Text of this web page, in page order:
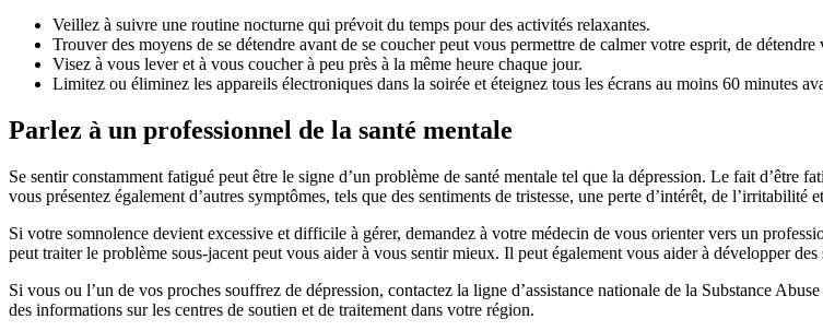
Veillez à suivre une routine nocturne qui prévoit du temps pour des activités relaxantes.
Trouver des moyens de se détendre avant de se coucher peut vous permettre de calmer votre esprit, de
Visez à vous lever et à vous coucher à peu près à la même heure chaque jour.
Limitez ou éliminez les appareils électroniques dans la soirée et éteignez tous les écrans au moins 60 minutes
Parlez à un professionnel de la santé mentale
Se sentir constamment fatigué peut être le signe d’un problème de santé mentale tel que la dépression. Le fait d’être
vous présentez également d’autres symptômes, tels que des sentiments de tristesse, une perte d’intérêt, de
Si votre somnolence devient excessive et difficile à gérer, demandez à votre médecin de vous orienter vers un
peut traiter le problème sous-jacent peut vous aider à vous sentir mieux. Il peut également vous aider à développer
Si vous ou l’un de vos proches souffrez de dépression, contactez la ligne d’assistance nationale de la Substance
des informations sur les centres de soutien et de traitement dans votre région.